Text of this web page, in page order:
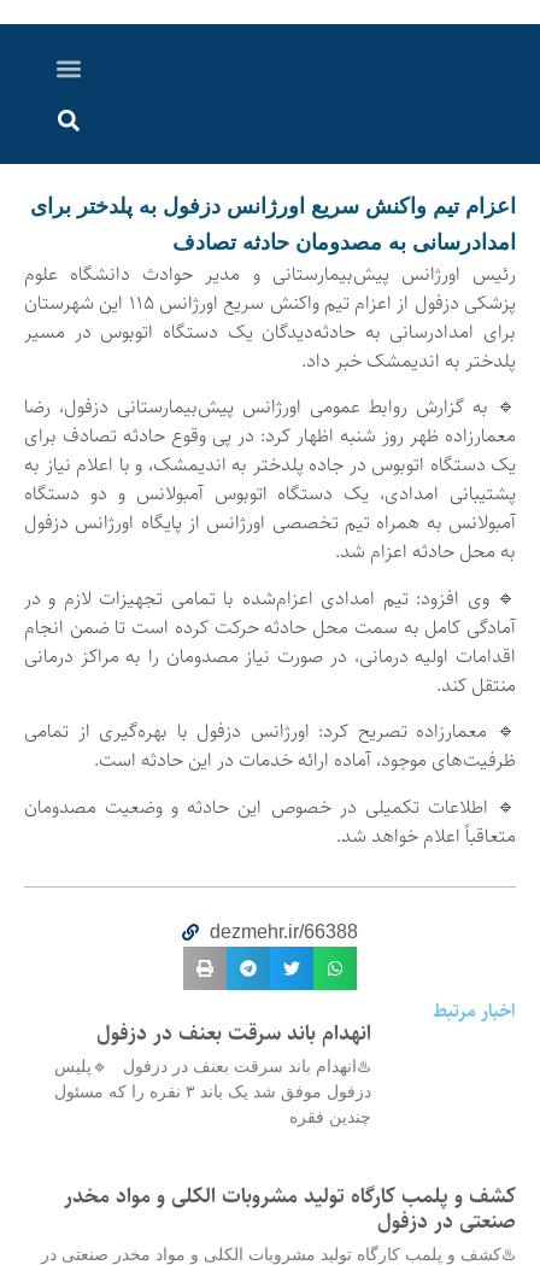
اعزام تیم واکنش سریع اورژانس دزفول به پلدختر برای
امدادرسانی به مصدومان حادثه تصادف
رئیس اورژانس پیش‌بیمارستانی و مدیر حوادث دانشگاه علوم
پزشکی دزفول از اعزام تیم واکنش سریع اورژانس ۱۱۵ این شهرستان
برای امدادرسانی به حادثه‌دیدگان یک دستگاه اتوبوس در مسیر
پلدختر به اندیمشک خبر داد.
🔹 به گزارش روابط عمومی اورژانس پیش‌بیمارستانی دزفول، رضا
معمارزاده ظهر روز شنبه اظهار کرد: در پی وقوع حادثه تصادف برای
یک دستگاه اتوبوس در جاده پلدختر به اندیمشک، و با اعلام نیاز به
پشتیبانی امدادی، یک دستگاه اتوبوس آمبولانس و دو دستگاه
آمبولانس به همراه تیم تخصصی اورژانس از پایگاه اورژانس دزفول
به محل حادثه اعزام شد.
🔹 وی افزود: تیم امدادی اعزام‌شده با تمامی تجهیزات لازم و در
آمادگی کامل به سمت محل حادثه حرکت کرده است تا ضمن انجام
اقدامات اولیه درمانی، در صورت نیاز مصدومان را به مراکز درمانی
منتقل کند.
🔹 معمارزاده تصریح کرد: اورژانس دزفول با بهره‌گیری از تمامی
ظرفیت‌های موجود، آماده ارائه خدمات در این حادثه است.
🔹 اطلاعات تکمیلی در خصوص این حادثه و وضعیت مصدومان
متعاقباً اعلام خواهد شد.
dezmehr.ir/66388
اخبار مرتبط
انهدام باند سرقت بعنف در دزفول
♨️انهدام باند سرقت بعنف در دزفول 🔹پلیس
دزفول موفق شد یک باند ۳ نفره را که مسئول
چندین فقره
کشف و پلمب کارگاه تولید مشروبات الکلی و مواد مخدر
صنعتی در دزفول
♨️کشف و پلمب کارگاه تولید مشروبات الکلی و مواد مخدر صنعتی در